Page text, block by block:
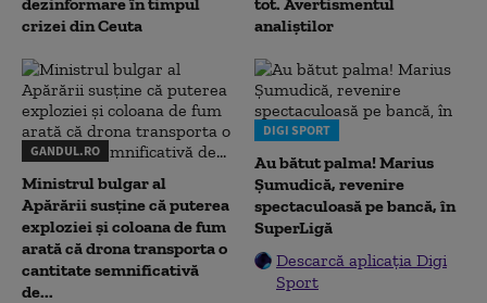
crizei din Ceuta
analiștilor
GANDUL.RO
Ministrul bulgar al
Apărării susține că puterea
exploziei și coloana de fum
arată că drona transporta o
cantitate semnificativă
de...
DIGI SPORT
Au bătut palma! Marius
Șumudică, revenire
spectaculoasă pe bancă, în
SuperLigă
Descarcă aplicația Digi
Sport